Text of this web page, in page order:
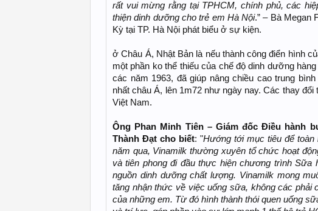
rất vui mừng rằng tại TPHCM, chính phủ, các
thiện dinh dưỡng cho trẻ em Hà Nội.” – Bà Megan
Kỳ tại TP. Hà Nội phát biểu ở sự kiện.
ở Châu Á, Nhật Bản là nếu thành công điển hình
một phần ko thể thiếu của chế độ dinh dưỡng
các năm 1963, đã giúp nâng chiều cao trung
nhất châu Á, lên 1m72 như ngày nay. Các thay
Việt Nam.
Ông Phan Minh Tiên – Giám đốc Điều hành
Thành Đạt cho biết: "Hướng tới mục tiêu để
năm qua, Vinamilk thường xuyên tổ chức hoạt
và tiên phong đi đầu thực hiện chương trình
nguồn dinh dưỡng chất lượng. Vinamilk mong
tăng nhận thức về việc uống sữa, không các
của những em. Từ đó hình thành thói quen uống